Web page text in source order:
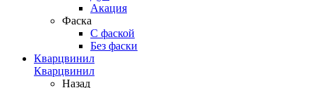
Акация
Фаска
С фаской
Без фаски
Кварцвинил
Кварцвинил
Назад